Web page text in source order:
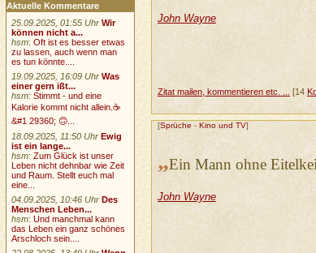
John Wayne
Zitat mailen, kommentieren etc. ...
[14
[Sprüche - Kino und TV]
„Ein Mann ohne
John Wayne
Aktuelle Kommentare
25.09.2025, 01:55 Uhr Wir
können nicht a...
hsm:Oft ist es besser etwas
zu lassen, auch wenn man
es tun könnte....
19.09.2025, 16:09 Uhr Was
einer gern ißt...
hsm:Stimmt - und eine
Kalorie kommt nicht allein.☕
&#1 29360; 🙃...
18.09.2025, 11:50 Uhr Ewig
ist ein lange...
hsm:Zum Glück ist unser
Leben nicht dehnbar wie Zeit
und Raum. Stellt euch mal
eine...
04.09.2025, 10:46 Uhr Des
Menschen Leben...
hsm:Und manchmal kann
das Leben ein ganz schönes
Arschloch sein....